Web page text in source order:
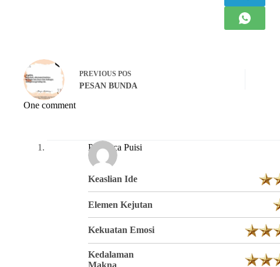
PREVIOUS POS
PESAN BUNDA
One comment
Pembaca Puisi
Keaslian Ide
Elemen Kejutan
Kekuatan Emosi
Kedalaman
Makna